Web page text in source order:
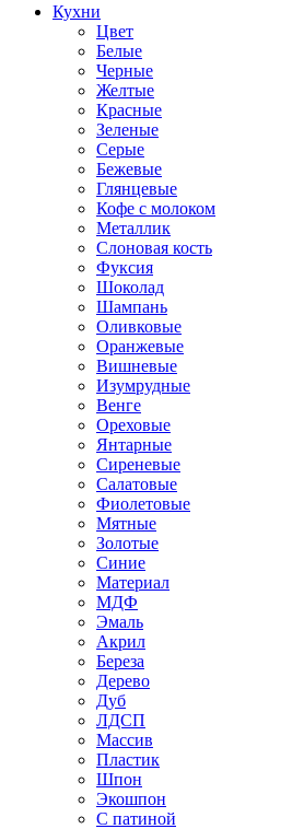
Кухни
Цвет
Белые
Черные
Желтые
Красные
Зеленые
Серые
Бежевые
Глянцевые
Кофе с молоком
Металлик
Слоновая кость
Фуксия
Шоколад
Шампань
Оливковые
Оранжевые
Вишневые
Изумрудные
Венге
Ореховые
Янтарные
Сиреневые
Салатовые
Фиолетовые
Мятные
Золотые
Синие
Материал
МДФ
Эмаль
Акрил
Береза
Дерево
Дуб
ЛДСП
Массив
Пластик
Шпон
Экошпон
С патиной